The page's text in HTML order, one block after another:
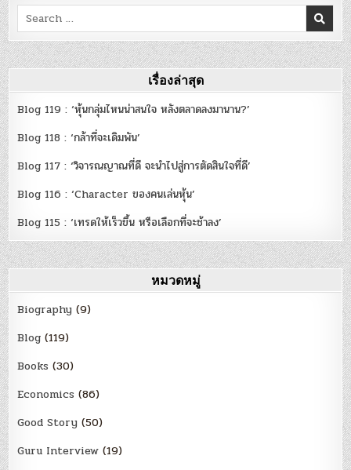
Search
for:
เรื่องล่าสุด
Blog 119 : ‘หุ้นกลุ่มไหนน่าสนใจ หลังตลาดลงมานาน?’
Blog 118 : ‘กล้าที่จะเดิมพัน’
Blog 117 : ‘วิจารณญาณที่ดี จะนำไปสู่การตัดสินใจที่ดี’
Blog 116 : ‘Character ของคนเล่นหุ้น’
Blog 115 : ‘เทรดให้เร็วขึ้น หรือเลือกที่จะช้าลง’
หมวดหมู่
Biography (9)
Blog (119)
Books (30)
Economics (86)
Good Story (50)
Guru Interview (19)